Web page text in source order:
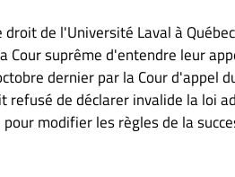
de l'Université Laval à Québec
Cour suprême d'entendre leur
dernier par la Cour d'appel
refusé de déclarer invalide la loi
modifier les règles de la